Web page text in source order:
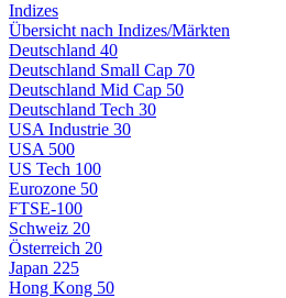
Indizes
Übersicht nach Indizes/Märkten
Deutschland 40
Deutschland Small Cap 70
Deutschland Mid Cap 50
Deutschland Tech 30
USA Industrie 30
USA 500
US Tech 100
Eurozone 50
FTSE-100
Schweiz 20
Österreich 20
Japan 225
Hong Kong 50